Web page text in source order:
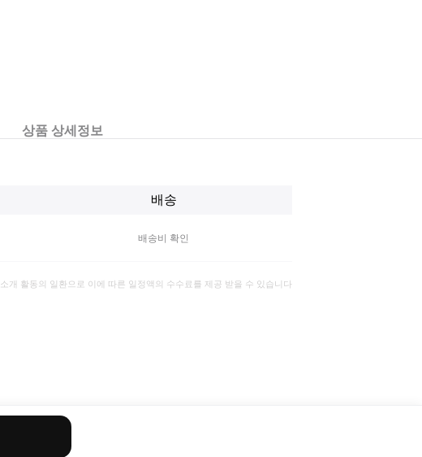
상품 상세정보
배송
배송비 확인
개 활동의 일환으로 이에 따른 일정액의 수수료를 제공 받을 수 있습니다